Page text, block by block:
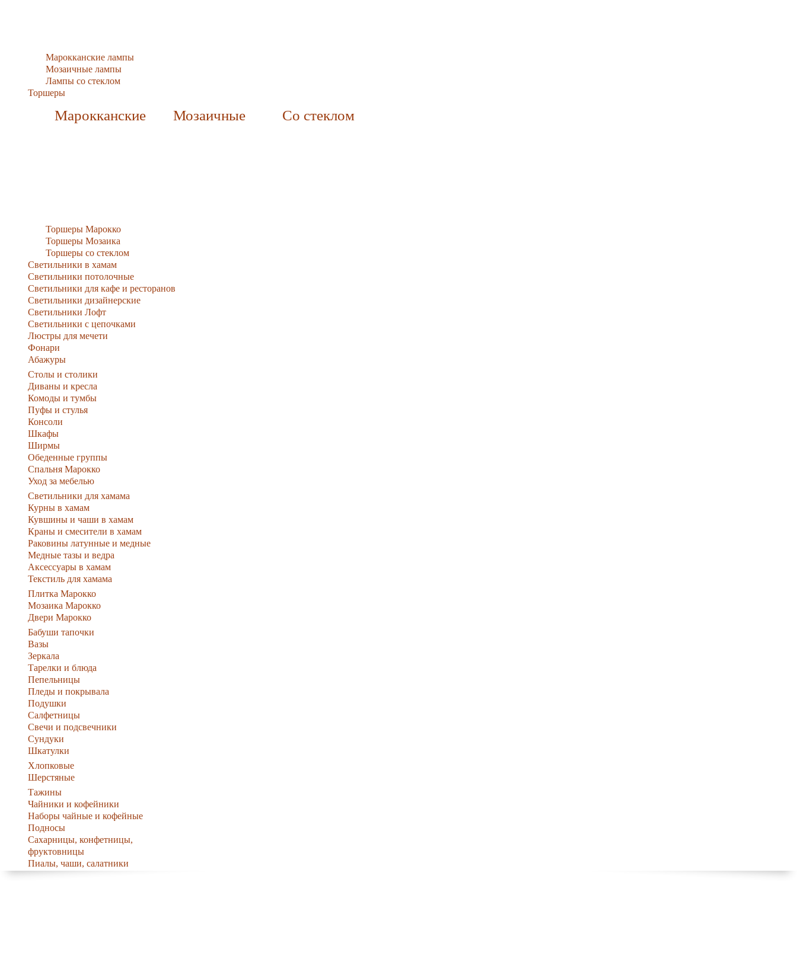
Марокканские лампы
Мозаичные лампы
Лампы со стеклом
Торшеры
Марокканские Мозаичные Со стеклом
Торшеры Марокко
Торшеры Мозаика
Торшеры со стеклом
Светильники в хамам
Светильники потолочные
Светильники для кафе и ресторанов
Светильники дизайнерские
Светильники Лофт
Светильники с цепочками
Люстры для мечети
Фонари
Абажуры
Столы и столики
Диваны и кресла
Комоды и тумбы
Пуфы и стулья
Консоли
Шкафы
Ширмы
Обеденные группы
Спальня Марокко
Уход за мебелью
Светильники для хамама
Курны в хамам
Кувшины и чаши в хамам
Краны и смесители в хамам
Раковины латунные и медные
Медные тазы и ведра
Аксессуары в хамам
Текстиль для хамама
Плитка Марокко
Мозаика Марокко
Двери Марокко
Бабуши тапочки
Вазы
Зеркала
Тарелки и блюда
Пепельницы
Пледы и покрывала
Подушки
Салфетницы
Свечи и подсвечники
Сундуки
Шкатулки
Хлопковые
Шерстяные
Тажины
Чайники и кофейники
Наборы чайные и кофейные
Подносы
Сахарницы, конфетницы,
фруктовницы
Пиалы, чаши, салатники